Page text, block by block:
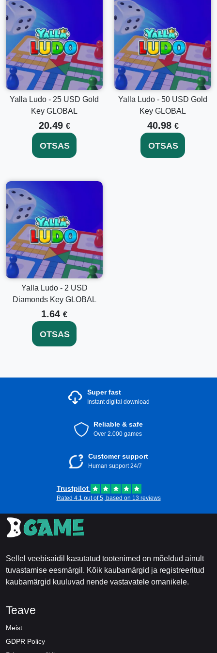
Uurige rohkem Yalla Ludo Kulde Võtme valikuid
Kas otsite, et avada täiendavaid mängufunktsioone?
Kaaluge meie teiste Yalla Ludo - 5 USD Kulde Võti
GLOBALjaYalla Ludo - 100 USD Kulde Võti GLOBAL
valikute uurimist, et leida rohkem põnevaid funktsioone ja
paindlikkust teie mängukogemuses.
Optimeeri oma Yalla Ludo kogemus juba täna
Ära jäta kasutamata põnevust ja eeliseid, mis kaasnevad
Yalla Ludo - 2 USD Kulde Võtmega GLOBAL. Uuenda kohe
ja sukeldume rikastavasse, tasuvamasse mängureisi. Osta
Yalla Ludo - 25 USD Gold
Key GLOBAL
20.49 €
OTSAS
Yalla Ludo - 50 USD Gold
Key GLOBAL
40.98 €
OTSAS
Yalla Ludo - 2 USD
Diamonds Key GLOBAL
1.64 €
OTSAS
Super fast
Instant digital download
Reliable & safe
Over 2.000 games
Customer support
Human support 24/7
Trustpilot
Rated 4.1 out of 5, based on 13 reviews
Sellel veebisaidil kasutatud tootenimed on mõeldud ainult
tuvastamise eesmärgil. Kõik kaubamärgid ja registreeritud
kaubamärgid kuuluvad nende vastavatele omanikele.
Teave
Meist
GDPR Policy